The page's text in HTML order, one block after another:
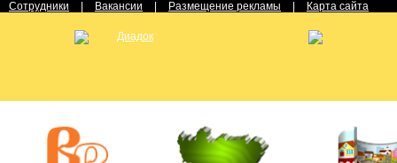
Сотрудники Вакансии Размещение рекламы Карта сайта